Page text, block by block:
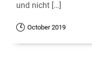
und nicht […]
October 2019